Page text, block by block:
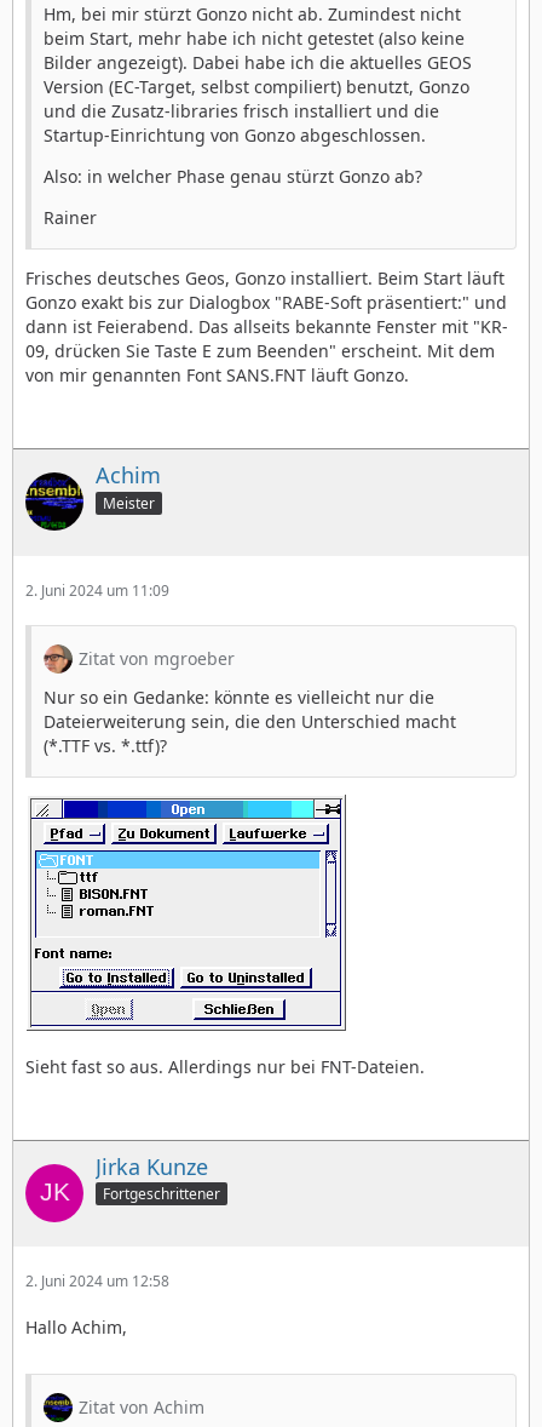
Hm, bei mir stürzt Gonzo nicht ab. Zumindest nicht
beim Start, mehr habe ich nicht getestet (also keine
Bilder angezeigt). Dabei habe ich die aktuelles GEOS
Version (EC-Target, selbst compiliert) benutzt, Gonzo
und die Zusatz-libraries frisch installiert und die
Startup-Einrichtung von Gonzo abgeschlossen.
Also: in welcher Phase genau stürzt Gonzo ab?
Rainer
Frisches deutsches Geos, Gonzo installiert. Beim Start läuft
Gonzo exakt bis zur Dialogbox "RABE-Soft präsentiert:" und
dann ist Feierabend. Das allseits bekannte Fenster mit "KR-
09, drücken Sie Taste E zum Beenden" erscheint. Mit dem
von mir genannten Font SANS.FNT läuft Gonzo.
Achim
Meister
2. Juni 2024 um 11:09
Zitat von mgroeber
Nur so ein Gedanke: könnte es vielleicht nur die
Dateierweiterung sein, die den Unterschied macht
(*.TTF vs. *.ttf)?
Sieht fast so aus. Allerdings nur bei FNT-Dateien.
Jirka Kunze
Fortgeschrittener
2. Juni 2024 um 12:58
Hallo Achim,
Zitat von Achim